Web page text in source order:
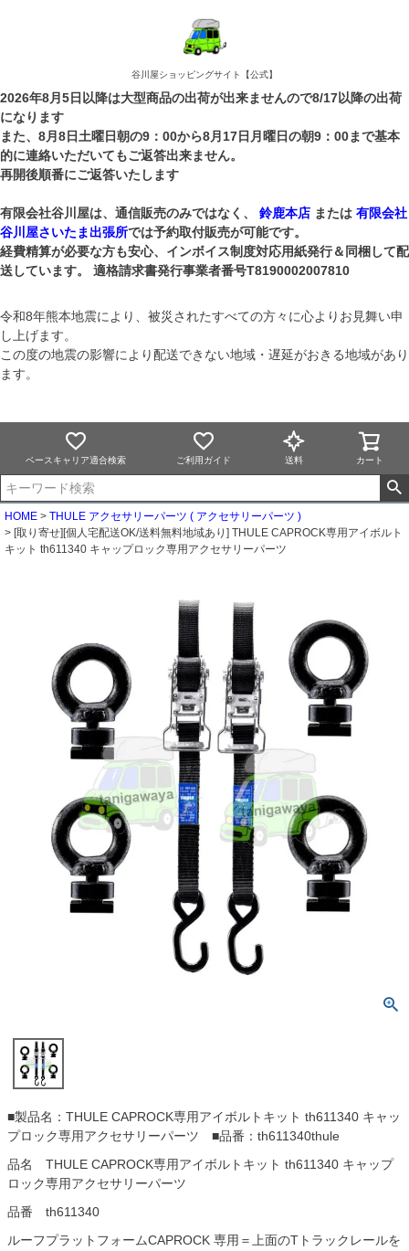
谷川屋ショッピングサイト【公式】
2026年8月5日以降は大型商品の出荷が出来ませんので8/17以降の出荷
になります
また、8月8日土曜日朝の9：00から8月17日月曜日の朝9：00まで基本
的に連絡いただいてもご返答出来ません。
再開後順番にご返答いたします
有限会社谷川屋は、通信販売のみではなく、 鈴鹿本店 または 有限会社
谷川屋さいたま出張所では予約取付販売が可能です。
経費精算が必要な方も安心、インボイス制度対応用紙発行＆同梱して配
送しています。 適格請求書発行事業者番号T8190002007810
令和8年熊本地震により、被災されたすべての方々に心よりお見舞い申
し上げます。
この度の地震の影響により配送できない地域・遅延がおきる地域があり
ます。
ベースキャリア適合検索 ご利用ガイド 送料 カート
HOME
THULE アクセサリーパーツ ( アクセサリーパーツ )
[取り寄せ][個人宅配送OK/送料無料地域あり] THULE CAPROCK専用アイボルト
キット th611340 キャップロック専用アクセサリーパーツ
■製品名：THULE CAPROCK専用アイボルトキット th611340 キャッ
プロック専用アクセサリーパーツ ■品番：th611340thule
品名 THULE CAPROCK専用アイボルトキット th611340 キャップ
ロック専用アクセサリーパーツ
品番 th611340
ルーフプラットフォームCAPROCK 専用＝上面のTトラックレールを